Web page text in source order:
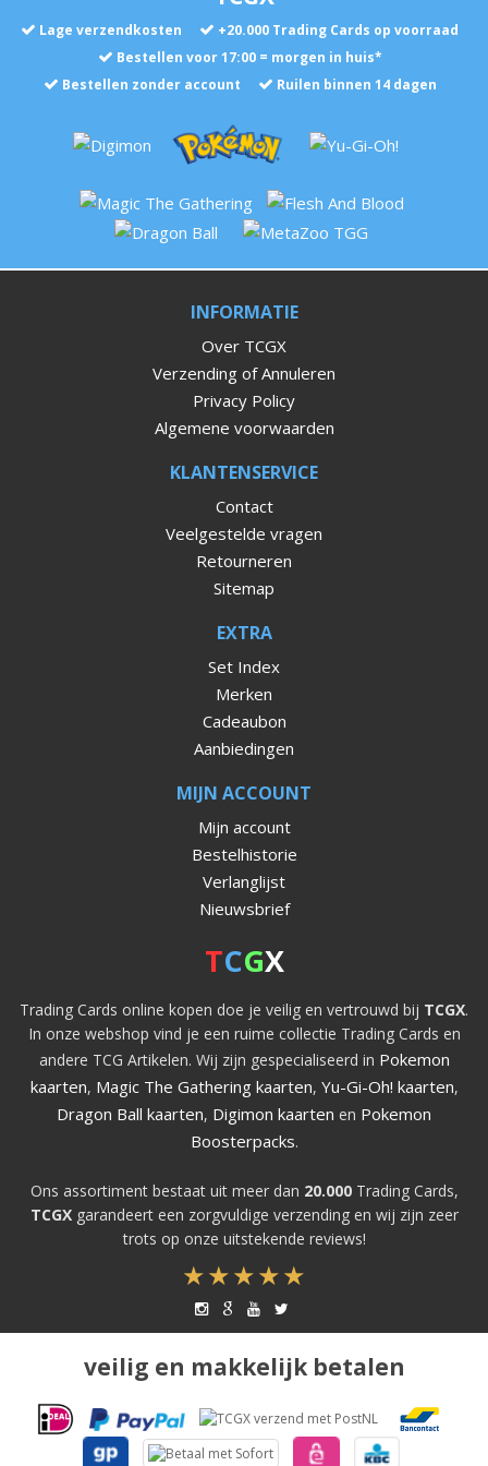
Lage verzendkosten +20.000 Trading Cards op voorraad
Bestellen voor 17:00 = morgen in huis*
Bestellen zonder account
Ruilen binnen 14 dagen
INFORMATIE
Over TCGX
Verzending of Annuleren
Privacy Policy
Algemene voorwaarden
KLANTENSERVICE
Contact
Veelgestelde vragen
Retourneren
Sitemap
EXTRA
Set Index
Merken
Cadeaubon
Aanbiedingen
MIJN ACCOUNT
Mijn account
Bestelhistorie
Verlanglijst
Nieuwsbrief
TCGX
Trading Cards online kopen doe je veilig en vertrouwd bij TCGX.
In onze webshop vind je een ruime collectie Trading Cards en
andere TCG Artikelen. Wij zijn gespecialiseerd in Pokemon
kaarten, Magic The Gathering kaarten, Yu-Gi-Oh! kaarten,
Dragon Ball kaarten, Digimon kaarten en Pokemon
Boosterpacks.
Ons assortiment bestaat uit meer dan 20.000Trading Cards,
TCGXgarandeert een zorgvuldige verzending en wij zijn zeer
trots op onze uitstekende reviews!
veilig en makkelijk betalen